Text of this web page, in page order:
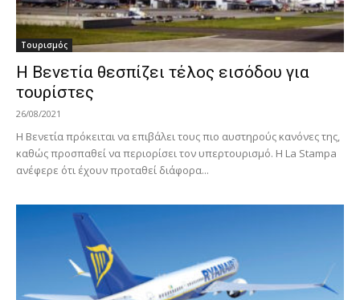
Τουρισμός
Η Βενετία θεσπίζει τέλος εισόδου για
τουρίστες
26/08/2021
Η Βενετία πρόκειται να επιβάλει τους πιο αυστηρούς κανόνες της,
καθώς προσπαθεί να περιορίσει τον υπερτουρισμό. Η La Stampa
ανέφερε ότι έχουν προταθεί διάφορα...